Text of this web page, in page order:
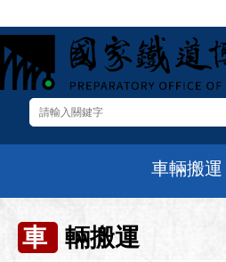
車輛搬運
車 輛搬運